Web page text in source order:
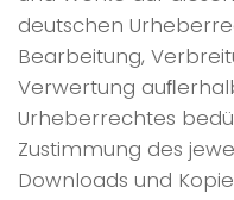
deutschen
Bearbeitung,
Verwertung
Urheberrechtes
Zustimmung des
Downloads und